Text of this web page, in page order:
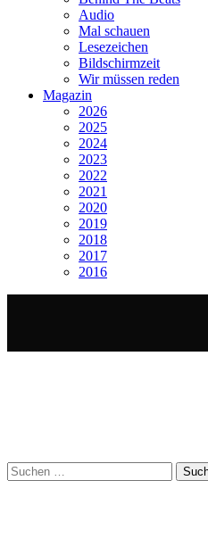
Audio
Mal schauen
Lesezeichen
Bildschirmzeit
Wir müssen reden
Magazin
2026
2025
2024
2023
2022
2021
2020
2019
2018
2017
2016
Suchen
nach: